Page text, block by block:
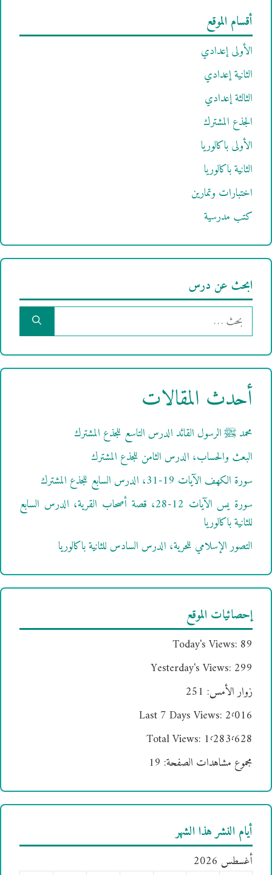
أقسام الموقع
الأولى إعدادي
الثانية إعدادي
الثالثة إعدادي
الجذع المشترك
الأولى باكالوريا
الثانية باكالوريا
اختبارات وتمارين
كتب مدرسية
ابحث عن درس
البحث
عن:
أحدث المقالات
محمد ﷺ الرسول القائد الدرس التاسع للجذع المشترك
البعث والحساب، الدرس الثامن للجذع المشترك
سورة الكهف الآيات 19-31، الدرس السابع للجذع المشترك
سورة يس الآيات 12-28، قصة أصحاب القرية، الدرس السابع
للثانية باكالوريا
التصور الإسلامي للحرية، الدرس السادس للثانية باكالوريا
إحصائيات الموقع
Today's Views: 89
Yesterday's Views: 299
زوار الأمس: 251
Last 7 Days Views: 2٬016
Total Views: 1٬283٬628
مجموع مشاهدات الصفحة: 19
أيام النشر هذا الشهر
أغسطس 2026